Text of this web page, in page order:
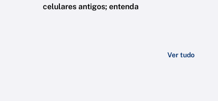
celulares antigos; entenda
Ver tudo